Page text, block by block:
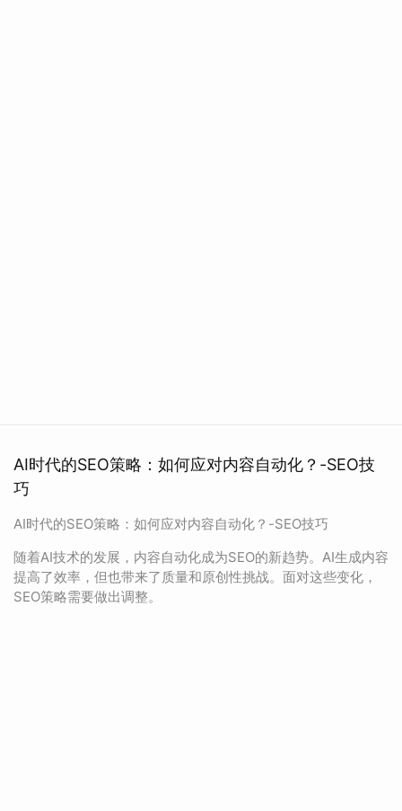
AI时代的SEO策略：如何应对内容自动化？-SEO技
巧
AI时代的SEO策略：如何应对内容自动化？-SEO技巧
随着AI技术的发展，内容自动化成为SEO的新趋势。AI生成内容
提高了效率，但也带来了质量和原创性挑战。面对这些变化，
SEO策略需要做出调整。